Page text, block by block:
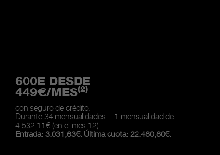
600E DESDE
449€/MES(2)
con seguro de crédito.
Durante 34 mensualidades + 1 mensualidad de
4.532,11€ (en el mes 12).
Entrada: 3.031,63€. Última cuota: 22.480,80€.